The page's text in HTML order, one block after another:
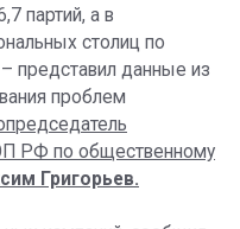
партий, а в
столиц по
представил данные из
проблем
РФ по общественному
Григорьев.